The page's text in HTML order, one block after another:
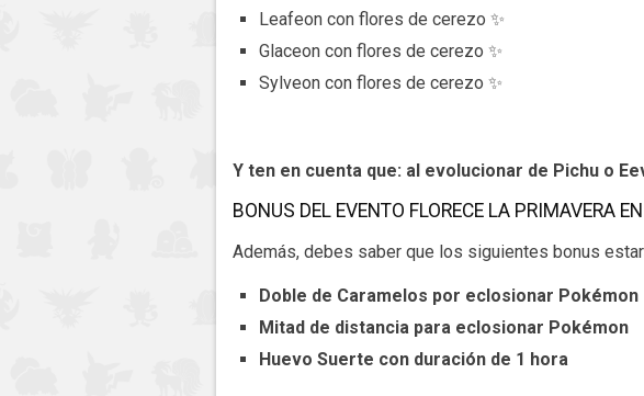
Leafeon con flores de cerezo ✨
Glaceon con flores de cerezo ✨
Sylveon con flores de cerezo ✨
Y ten en cuenta que: al evolucionar de Pichu o
BONUS DEL EVENTO FLORECE LA PRIMAVERA
Además, debes saber que los siguientes bonus
Doble de Caramelos por eclosionar Pokémon
Mitad de distancia para eclosionar Pokémon
Huevo Suerte con duración de 1 hora